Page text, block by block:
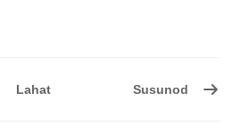
Lahat Susunod